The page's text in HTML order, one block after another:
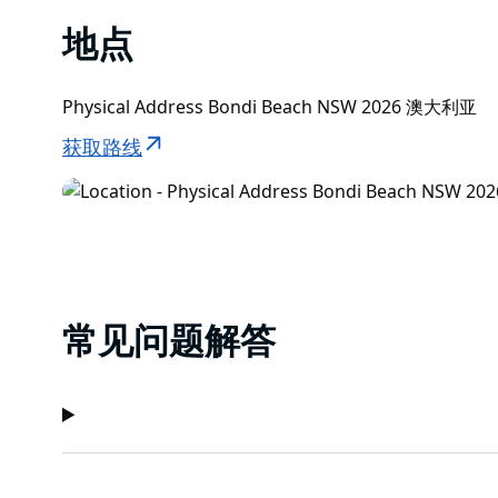
地点
Physical Address Bondi Beach NSW 2026 澳大利亚
获取路线
常见问题解答